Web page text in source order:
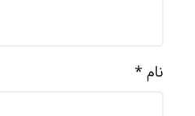
نام *